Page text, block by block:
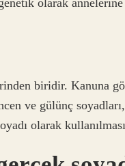
biridir. Kanuna
ve gülünç
olarak